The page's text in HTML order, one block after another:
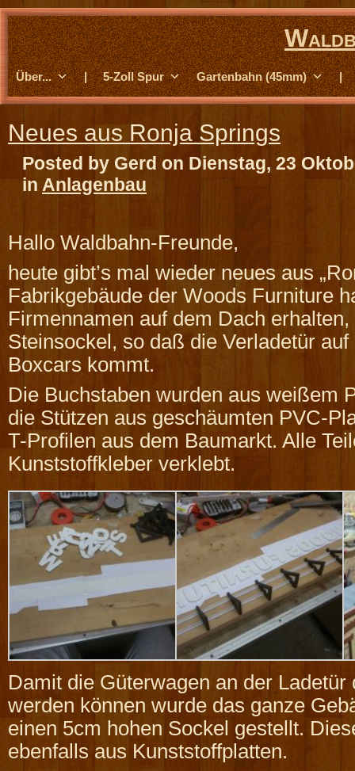
Über... | 5-Zoll Spur Gartenbahn (45mm) |
Neues aus Ronja Springs
Posted by Gerd on Dienstag, 23
in Anlagenbau
Hallo Waldbahn-Freunde,
heute gibt’s mal wieder neues aus
Fabrikgebäude der Woods Furniture
Firmennamen auf dem Dach
Steinsockel, so daß die Verladetür
Boxcars kommt.
Die Buchstaben wurden aus weißem
die Stützen aus geschäumten PVC-
T-Profilen aus dem Baumarkt. Alle
Kunststoffkleber verklebt.
Damit die Güterwagen an der Ladetür
werden können wurde das ganze
einen 5cm hohen Sockel gestellt.
ebenfalls aus Kunststoffplatten.